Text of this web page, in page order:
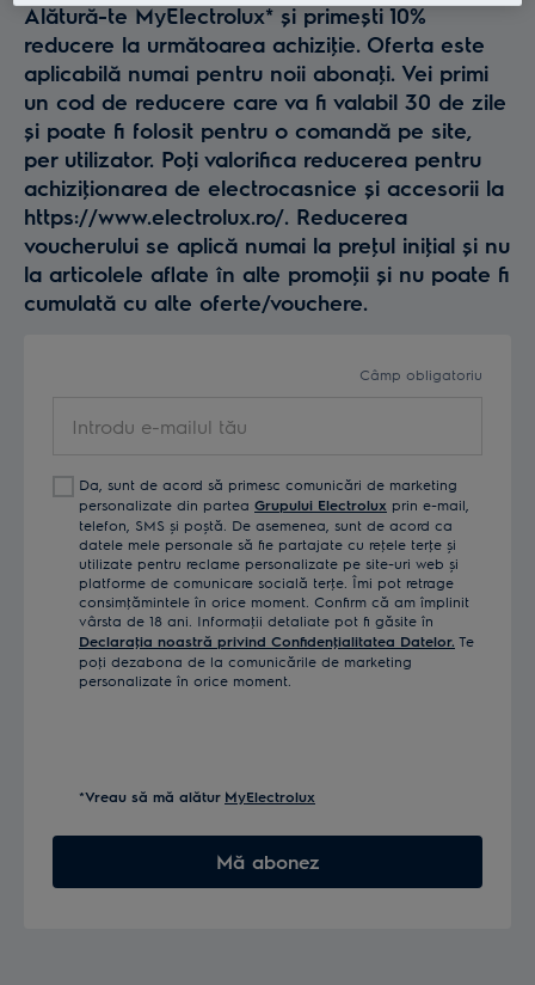
Alătură-te MyElectrolux* și primești 10%
reducere la următoarea achiziţie. Oferta este
aplicabilă numai pentru noii abonaţi. Vei primi
un cod de reducere care va fi valabil 30 de zile
și poate fi folosit pentru o comandă pe site,
per utilizator. Poţi valorifica reducerea pentru
achiziţionarea de electrocasnice și accesorii la
https://www.electrolux.ro/. Reducerea
voucherului se aplică numai la preţul iniţial și nu
la articolele aflate în alte promoţii și nu poate fi
cumulată cu alte oferte/vouchere.
Câmp obligatoriu
Da, sunt de acord să primesc comunicări de marketing
personalizate din partea Grupului Electrolux prin e-mail,
telefon, SMS și poștă. De asemenea, sunt de acord ca
datele mele personale să fie partajate cu reţele terţe și
utilizate pentru reclame personalizate pe site-uri web și
platforme de comunicare socială terţe. Îmi pot retrage
consimţămintele în orice moment. Confirm că am împlinit
vârsta de 18 ani. Informaţii detaliate pot fi găsite în
Declaraţia noastră privind Confidenţialitatea Datelor. Te
poţi dezabona de la comunicările de marketing
personalizate în orice moment.
*Vreau să mă alătur MyElectrolux
Mă abonez